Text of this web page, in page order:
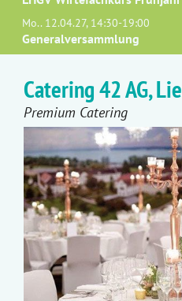
Mo.. 12.04.27, 14:30-19:00
Generalversammlung
Catering 42 AG,
Premium Catering